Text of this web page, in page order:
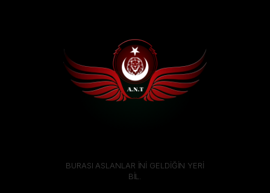
BURASI ASLANLAR İNİ GELDİĞİN YERİ
BİL.